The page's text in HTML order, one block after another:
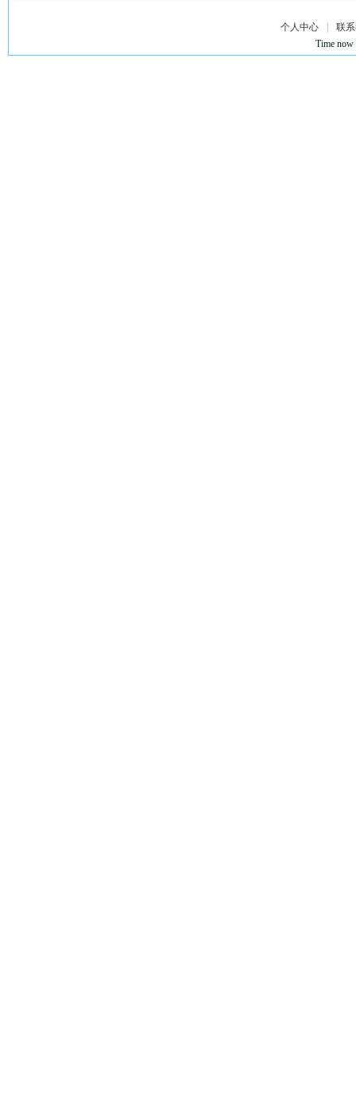
个人中心
联
Time now